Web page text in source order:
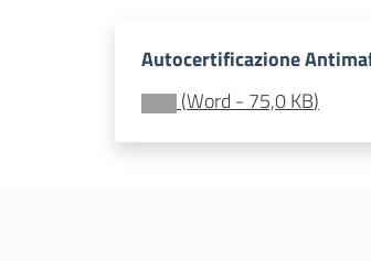
Autocertificazione
(Word - 75,0 KB)